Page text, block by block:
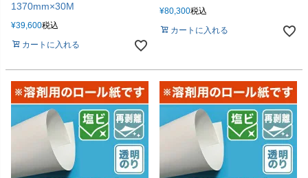
1370mm×30M
¥39,600税込
カートに入れる
¥80,300税込
カートに入れる